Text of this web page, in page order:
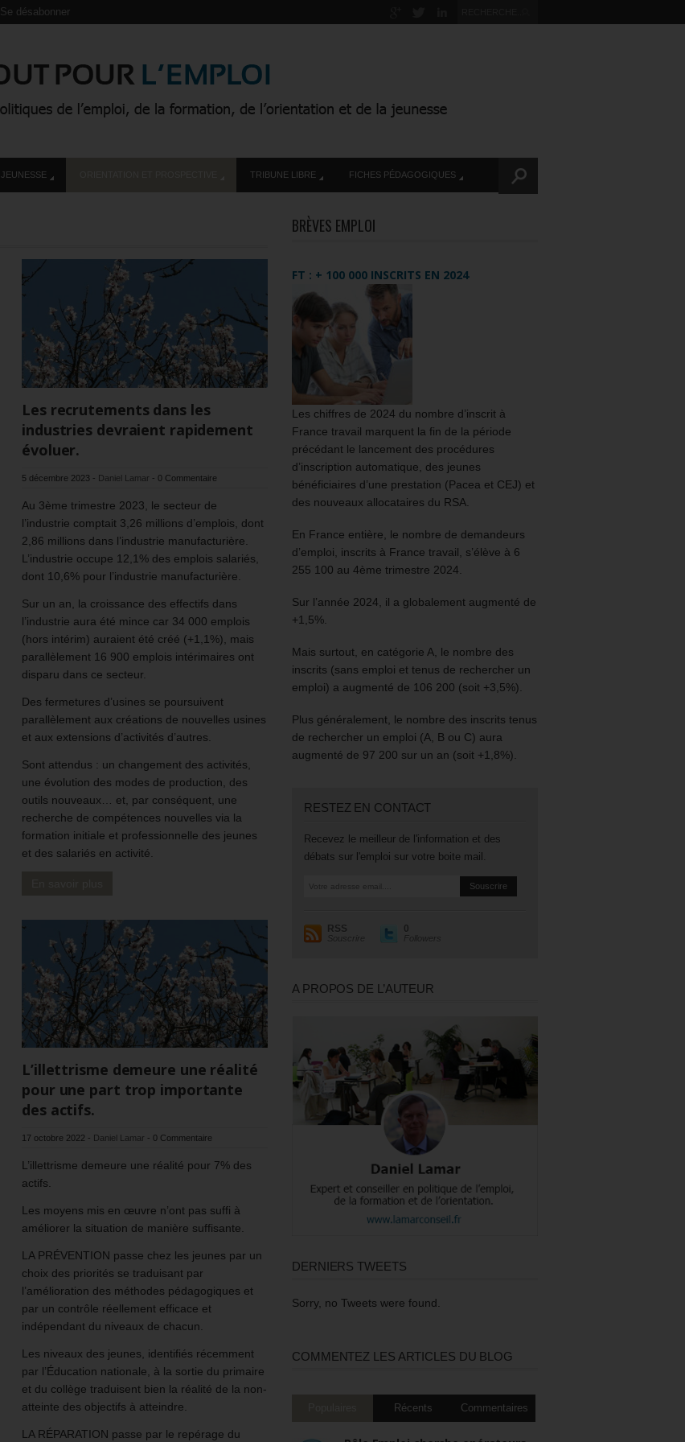
Se désabonner
JEUNESSE TRIBUNE LIBRE FICHES PÉDAGOGIQUES
Les recrutements dans les
industries devraient rapidement
évoluer.
5 décembre 2023 - Daniel Lamar - 0 Commentaire
Au 3ème trimestre 2023, le secteur de
l’industrie comptait 3,26 millions d’emplois, dont
2,86 millions dans l’industrie manufacturière.
L’industrie occupe 12,1% des emplois salariés,
dont 10,6% pour l’industrie manufacturière.
Sur un an, la croissance des effectifs dans
l’industrie aura été mince car 34 000 emplois
(hors intérim) auraient été créé (+1,1%), mais
parallèlement 16 900 emplois intérimaires ont
disparu dans ce secteur.
Des fermetures d’usines se poursuivent
parallèlement aux créations de nouvelles usines
et aux extensions d’activités d’autres.
Sont attendus : un changement des activités,
une évolution des modes de production, des
outils nouveaux… et, par conséquent, une
recherche de compétences nouvelles via la
formation initiale et professionnelle des jeunes
et des salariés en activité.
L’illettrisme demeure une réalité
pour une part trop importante
des actifs.
17 octobre 2022 - Daniel Lamar - 0 Commentaire
L’illettrisme demeure une réalité pour 7% des
actifs.
Les moyens mis en œuvre n’ont pas suffi à
améliorer la situation de manière suffisante.
LA PRÉVENTION passe chez les jeunes par un
choix des priorités se traduisant par
l’amélioration des méthodes pédagogiques et
par un contrôle réellement efficace et
indépendant du niveaux de chacun.
Les niveaux des jeunes, identifiés récemment
par l’Éducation nationale, à la sortie du primaire
et du collège traduisent bien la réalité de la non-
atteinte des objectifs à atteindre.
LA RÉPARATION passe par le repérage du
BRÈVES EMPLOI
FT : + 100 000 INSCRITS EN 2024
Les chiffres de 2024 du nombre d’inscrit à
France travail marquent la fin de la période
précédant le lancement des procédures
d’inscription automatique, des jeunes
bénéficiaires d’une prestation (Pacea et CEJ) et
des nouveaux allocataires du RSA.
En France entière, le nombre de demandeurs
d’emploi, inscrits à France travail, s’élève à 6
255 100 au 4ème trimestre 2024.
Sur l’année 2024, il a globalement augmenté de
+1,5%.
Mais surtout, en catégorie A, le nombre des
inscrits (sans emploi et tenus de rechercher un
emploi) a augmenté de 106 200 (soit +3,5%).
Plus généralement, le nombre des inscrits tenus
de rechercher un emploi (A, B ou C) aura
augmenté de 97 200 sur un an (soit +1,8%).
RESTEZ EN CONTACT
Recevez le meilleur de l'information et des
débats sur l'emploi sur votre boite mail.
RSS
Souscrire
0
Followers
A PROPOS DE L’AUTEUR
DERNIERS TWEETS
Sorry, no Tweets were found.
COMMENTEZ LES ARTICLES DU BLOG
Récents Commentaires